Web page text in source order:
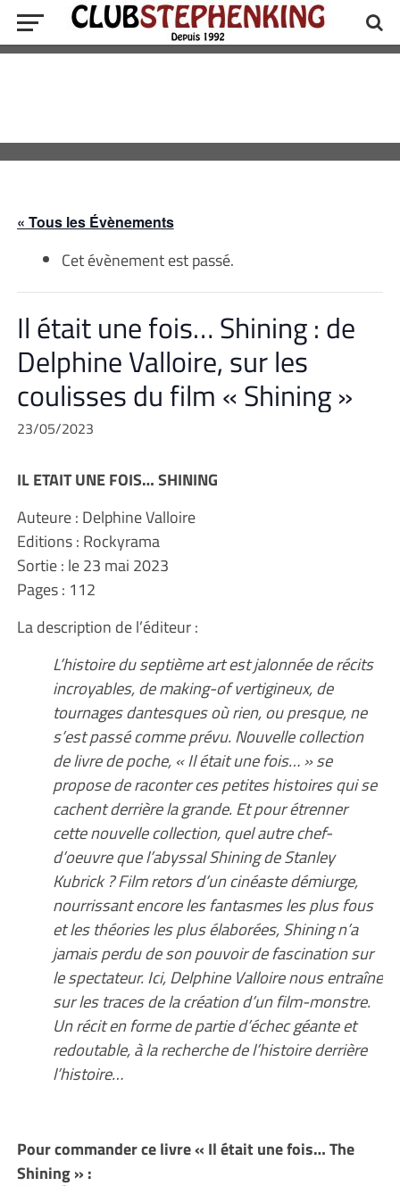
« Tous les Évènements
Cet évènement est passé.
Il était une fois… Shining : de
Delphine Valloire, sur les
coulisses du film « Shining »
23/05/2023
IL ETAIT UNE FOIS… SHINING
Auteure : Delphine Valloire
Editions : Rockyrama
Sortie : le 23 mai 2023
Pages : 112
La description de l’éditeur :
L’histoire du septième art est jalonnée de récits
incroyables, de making-of vertigineux, de
tournages dantesques où rien, ou presque, ne
s’est passé comme prévu. Nouvelle collection
de livre de poche, « Il était une fois… » se
propose de raconter ces petites histoires qui se
cachent derrière la grande. Et pour étrenner
cette nouvelle collection, quel autre chef-
d’oeuvre que l’abyssal Shining de Stanley
Kubrick ? Film retors d’un cinéaste démiurge,
nourrissant encore les fantasmes les plus fous
et les théories les plus élaborées, Shining n’a
jamais perdu de son pouvoir de fascination sur
le spectateur. Ici, Delphine Valloire nous entraîne
sur les traces de la création d’un film-monstre.
Un récit en forme de partie d’échec géante et
redoutable, à la recherche de l’histoire derrière
l’histoire…
Pour commander ce livre « Il était une fois… The
Shining » :